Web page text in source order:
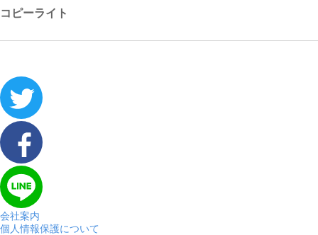
コピーライト
会社案内
個人情報保護について